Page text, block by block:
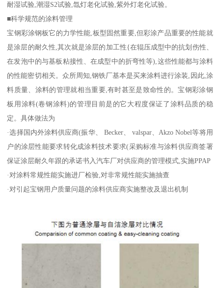
耐湿试验,潮湿S2试验,氙灯老化试验,紫外灯老化试验。
■科学规范的涂料管理
宝钢彩涂钢板它的力学性能,板型固然重要,但彩涂产品重要的性能就
是涂层的耐久性,其次就是涂层的加工性{在辊压成型中的抗划伤性、
在发泡中的与基板粘接性、在成型中的折弯性等),这些性能都与涂料
的性能密切相关。众所周知,钢铁厂基本是买来涂料进行涂装,因此,涂
料质量、涂料的管理就相当重要,有时甚至是致命性的。宝钢彩涂钢
板用涂料(卷钢涂料)的管理目前是的它大程度保证了涂料品质的稳
定。具体做法为
·选择国内外涂料供应商(振华、 Becker、 valspar、Akzo Nobel等将用
户的涂层性能要求转化成涂料技术要求(采购标准与涂料供应商签署
保证涂层耐久年跟的承诺书入汽车厂对供应商的管理模式,实施PPAP
·对涂料常规性能实施进厂检验,对非常规性能实施抽查
·对引起宝钢用户质量问题的涂料供应商实施整改及退出机制